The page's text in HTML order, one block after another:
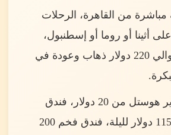
من القاهرة، الرحلات
أثينا أو روما أو إسطنبول،
وبتبدأ من حوالي 220 دولار ذهاب وعودة في
الإقامة: سرير هوستل من 20 دولار، فندق
متوسط 95-115 دولار لليلة، فندق فخم 200